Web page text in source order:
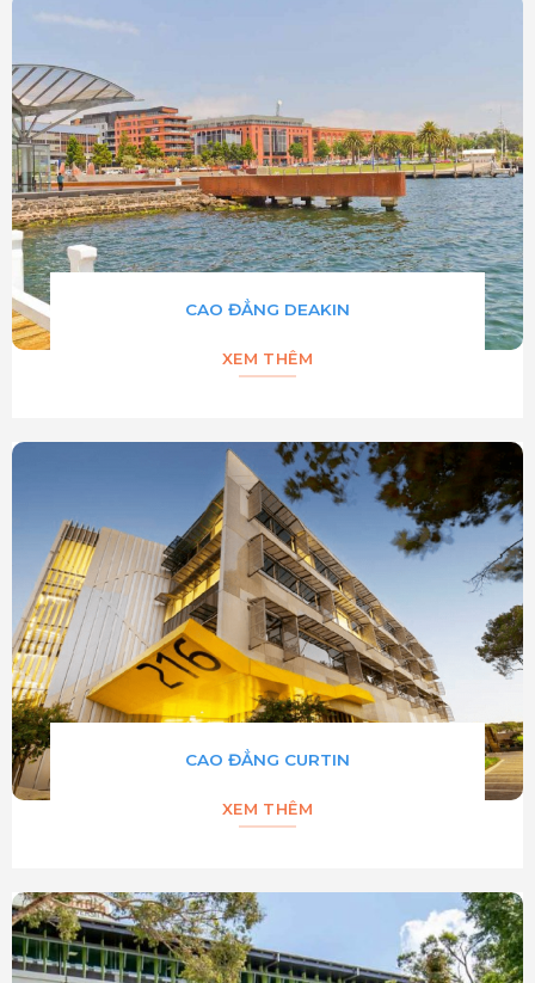
CAO ĐẲNG DEAKIN
XEM THÊM
CAO ĐẲNG CURTIN
XEM THÊM